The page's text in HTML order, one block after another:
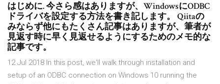
はじめに. 今さら感はありますが、WindowsにODBC
ドライバを設定する方法を書き記します。 Qiitaの
みならず他にもたくさん記事はありますが、筆者が
見返す時に早く見返せるようにするためのメモ的な
記事です。
12 Jul 2018 In this post, we'll walk through installation and
setup of an ODBC connection on Windows 10 running the